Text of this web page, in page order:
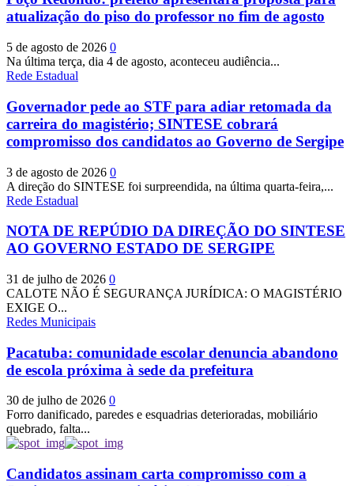
atualização do piso do professor no fim de agosto
5 de agosto de 2026 0
Na última terça, dia 4 de agosto, aconteceu audiência...
Rede Estadual
Governador pede ao STF para adiar retomada da
carreira do magistério; SINTESE cobrará
compromisso dos candidatos ao Governo de Sergipe
3 de agosto de 2026 0
A direção do SINTESE foi surpreendida, na última quarta-feira,...
Rede Estadual
NOTA DE REPÚDIO DA DIREÇÃO DO SINTESE
AO GOVERNO ESTADO DE SERGIPE
31 de julho de 2026 0
CALOTE NÃO É SEGURANÇA JURÍDICA: O MAGISTÉRIO
EXIGE O...
Redes Municipais
Pacatuba: comunidade escolar denuncia abandono
de escola próxima à sede da prefeitura
30 de julho de 2026 0
Forro danificado, paredes e esquadrias deterioradas, mobiliário
quebrado, falta...
Candidatos assinam carta compromisso com a